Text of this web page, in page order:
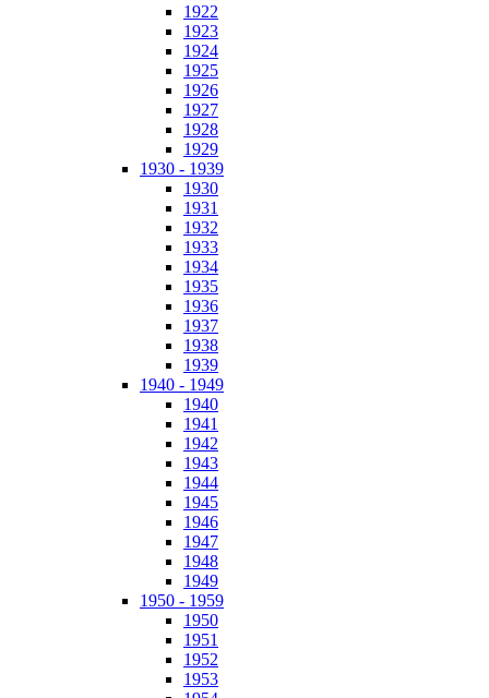
1922
1923
1924
1925
1926
1927
1928
1929
1930 - 1939
1930
1931
1932
1933
1934
1935
1936
1937
1938
1939
1940 - 1949
1940
1941
1942
1943
1944
1945
1946
1947
1948
1949
1950 - 1959
1950
1951
1952
1953